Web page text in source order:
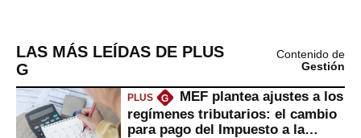
LAS MÁS LEÍDAS DE PLUS
G
Contenido de
Gestión
PLUS G
MEF plantea ajustes a los
regímenes tributarios: el cambio
para pago del Impuesto a la